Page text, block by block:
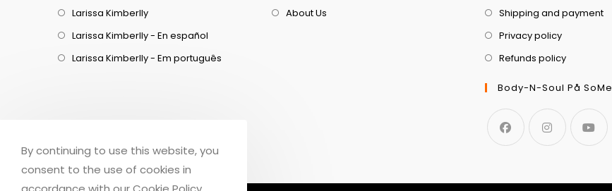
Larissa Kimberlly
Larissa Kimberlly - En español
Larissa Kimberlly - Em português
About Us
Shipping and payment
Privacy policy
Refunds policy
Body-N-Soul På SoMe
By continuing to use this website, you
consent to the use of cookies in